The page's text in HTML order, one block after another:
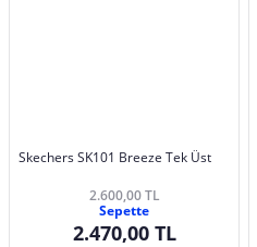
Skechers SK101 Breeze Tek Üst
2.600,00 TL
Sepette
2.470,00 TL